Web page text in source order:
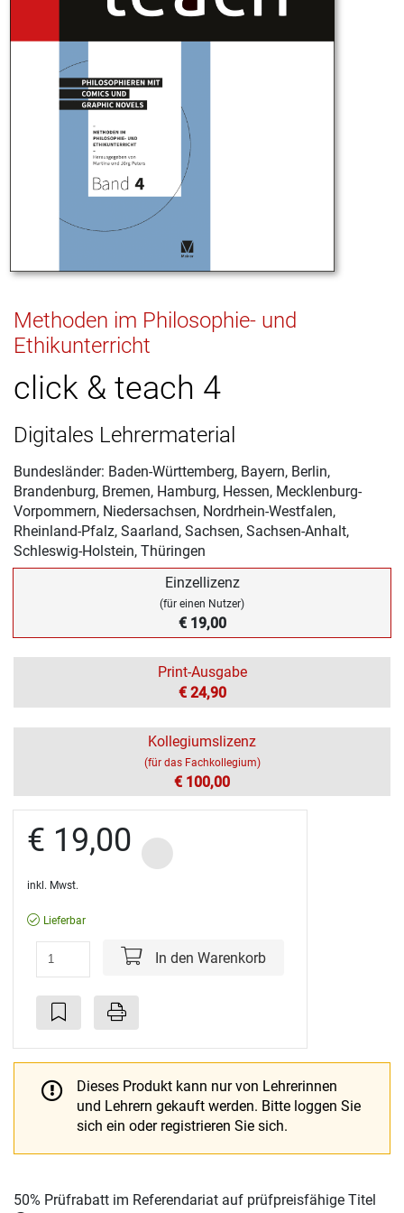
Methoden im Philosophie- und
Ethikunterricht
click & teach 4
Digitales Lehrermaterial
Bundesländer: Baden-Württemberg, Bayern, Berlin,
Brandenburg, Bremen, Hamburg, Hessen, Mecklenburg-
Vorpommern, Niedersachsen, Nordrhein-Westfalen,
Rheinland-Pfalz, Saarland, Sachsen, Sachsen-Anhalt,
Schleswig-Holstein, Thüringen
Einzellizenz
(für einen Nutzer)
€ 19,00
Print-Ausgabe
€ 24,90
Kollegiumslizenz
(für das Fachkollegium)
€ 100,00
€ 19,00
inkl. Mwst.
Lieferbar
In den Warenkorb
Dieses Produkt kann nur von Lehrerinnen
und Lehrern gekauft werden. Bitte loggen Sie
sich ein oder registrieren Sie sich.
50% Prüfrabatt im Referendariat auf prüfpreisfähige Titel